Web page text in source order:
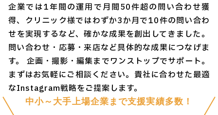
企業では1年間の運用で月間50件超の問い合わせ獲
得、クリニック様ではわずか3か月で10件の問い合わ
せを実現するなど、確かな成果を創出してきました。
問い合わせ・応募・来店など具体的な成果につなげま
す。 企画・撮影・編集までワンストップでサポート。
まずはお気軽にご相談ください。貴社に合わせた最適
なInstagram戦略をご提案します。
中小～大手上場企業まで支援実績多数！